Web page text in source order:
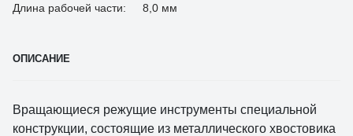
Длина рабочей части:
8,0 мм
ОПИСАНИЕ
Вращающиеся режущие инструменты специальной
конструкции, состоящие из металлического хвостовика